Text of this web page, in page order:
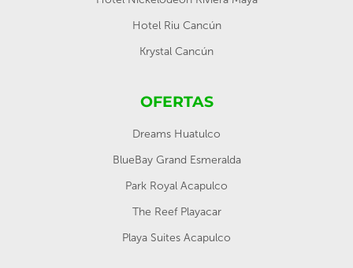
Hotel Riu Cancún
Krystal Cancún
OFERTAS
Dreams Huatulco
BlueBay Grand Esmeralda
Park Royal Acapulco
The Reef Playacar
Playa Suites Acapulco